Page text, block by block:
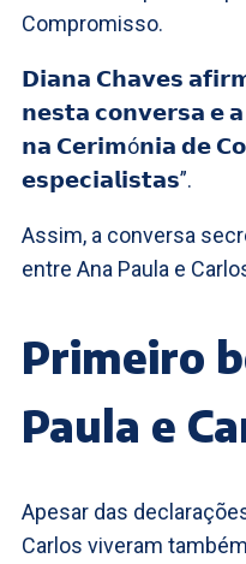
Compromisso.
𝗗𝗶𝗮𝗻𝗮 𝗖𝗵𝗮𝘃𝗲𝘀
𝗻𝗲𝘀𝘁𝗮 𝗰𝗼𝗻𝘃𝗲𝗿𝘀𝗮 𝗲
𝗻𝗮 𝗖𝗲𝗿𝗶𝗺ó𝗻𝗶𝗮 𝗱𝗲
𝗲𝘀𝗽𝗲𝗰𝗶𝗮𝗹𝗶𝘀𝘁𝗮𝘀”.
Assim, a conversa
entre Ana Paula e
Primeiro
Paula e
Apesar das
Carlos viveram